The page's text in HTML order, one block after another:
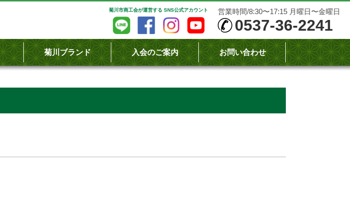
菊川市商工会が運営する SNS公式アカウント 営業時間/8:30〜17:15 月曜日〜金曜日
0537-36-2241
菊川ブランド 入会のご案内 お問い合わせ